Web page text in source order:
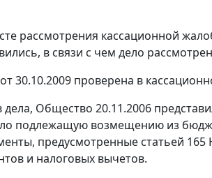
рассмотрения кассационной
в связи с чем дело
30.10.2009 проверена в
дела, Общество 20.11.2006
подлежащую возмещению из
предусмотренные статьей 165
и налоговых вычетов.